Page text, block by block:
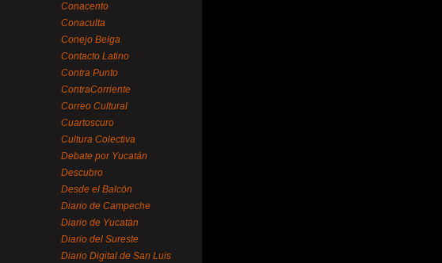
Conacento
Conaculta
Conejo Belga
Contacto Latino
Contra Punto
ContraCorriente
Correo Cultural
Cuartoscuro
Cultura Colectiva
Debate por Yucatán
Descubro
Desde el Balcón
Diario de Campeche
Diario de Yucatán
Diario del Sureste
Diario Digital de San Luis